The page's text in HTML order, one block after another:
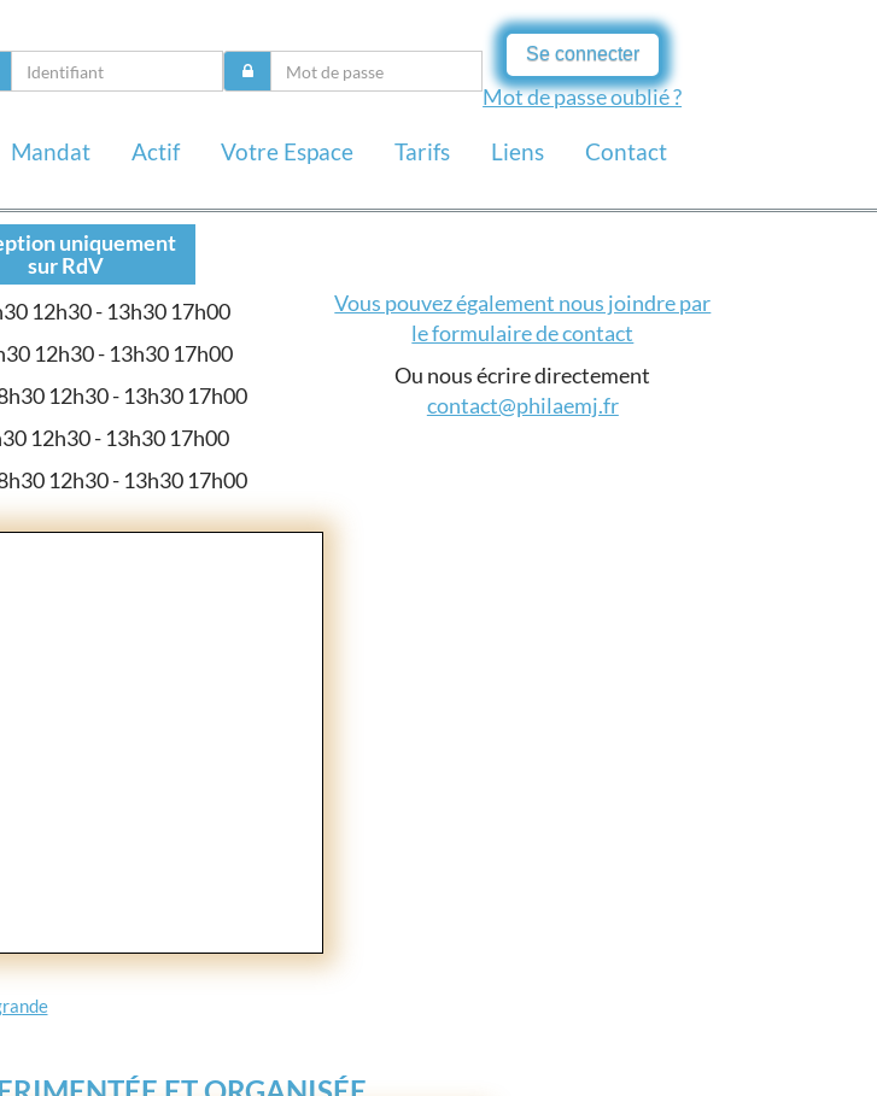
Se connecter
Mot de passe oublié ?
Mandat Actif Votre Espace Tarifs Liens Contact
uniquement
sur RdV
12h30 - 13h30 17h00
12h30 - 13h30 17h00
12h30 - 13h30 17h00
12h30 - 13h30 17h00
12h30 - 13h30 17h00
Vous pouvez également nous joindre par
le formulaire de contact
Ou nous écrire directement
contact@philaemj.fr